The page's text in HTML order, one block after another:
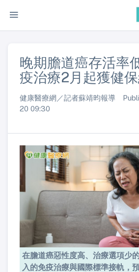
晚期膽道癌存活
疫治療2月起獲健
健康醫療網／記者蘇靖昀報導
20 09:30
在膽道癌惡性度高、治療選項少
入的免疫治療與國際標準接軌，